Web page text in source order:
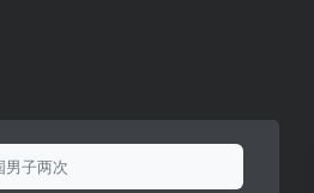
子两次轻生后获救重生